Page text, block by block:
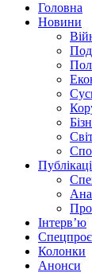
Головна
Новини
Інтерв’ю
Колонки
Анонси